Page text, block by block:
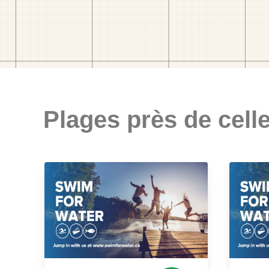
Plages près de